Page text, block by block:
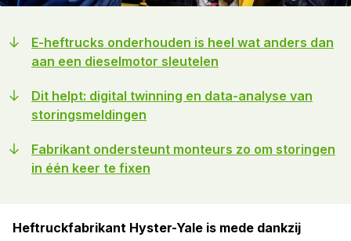
E-heftrucks onderhouden is heel wat anders dan
aan een dieselmotor sleutelen
Dit helpt: digital twinning en data-analyse van
storingsmeldingen
Fabrikant ondersteunt monteurs zo om storingen
in één keer te fixen
Heftruckfabrikant Hyster-Yale is mede dankzij